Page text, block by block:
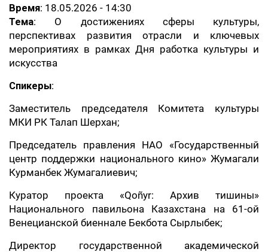
Время: 18.05.2026 - 14:30
Тема: О достижениях сферы культуры,
перспективах развития отрасли и ключевых
мероприятиях в рамках Дня работка культуры и
искусства
Спикеры:
Заместитель председателя Комитета культуры
МКИ РК Талап Шерхан;
Председатель правления НАО «Государственный
центр поддержки национального кино» Жумагали
Курманбек Жумагалиевич;
Куратор проекта «Qoñyr: Архив тишины»
Национального павильона Казахстана на 61-ой
Венецианской биеннале Бекбота Сырлыбек;
Директор государственной академической